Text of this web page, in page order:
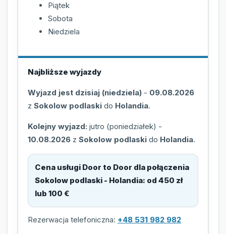
Piątek
Sobota
Niedziela
Najbliższe wyjazdy
Wyjazd jest dzisiaj (niedziela) - 09.08.2026
z Sokolow podlaski do Holandia.
Kolejny wyjazd: jutro (poniedziałek) -
10.08.2026 z Sokolow podlaski do Holandia.
Cena usługi Door to Door dla połączenia
Sokolow podlaski - Holandia: od 450 zł
lub 100 €
Rezerwacja telefoniczna: +48 531 982 982